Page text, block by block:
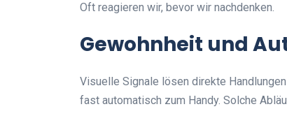
Oft reagieren wir, bevor wir nachdenken.
Gewohnheit und
Visuelle Signale lösen direkte
fast automatisch zum Handy. Solche